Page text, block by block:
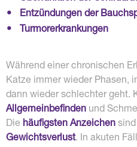
•
Entzündungen der
•
Turmorerkrankungen
Während einer chronischen
Katze immer wieder Phasen,
dann wieder schlechter geht.
Allgemeinbefinden und
Die häufigsten Anzeichen sind
Gewichtsverlust. In akuten